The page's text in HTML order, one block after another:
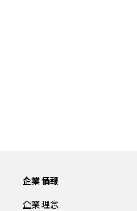
企業情報
企業理念